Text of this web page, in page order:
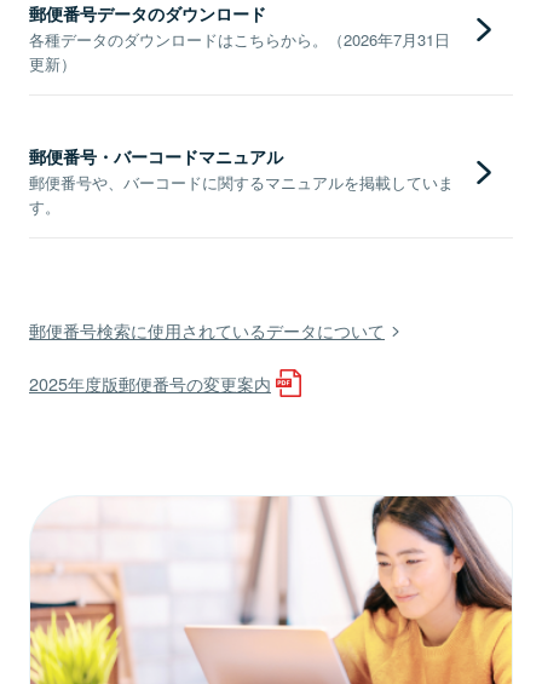
郵便番号データのダウンロード
各種データのダウンロードはこちらから。（2026年7月31日
更新）
郵便番号・バーコードマニュアル
郵便番号や、バーコードに関するマニュアルを掲載していま
す。
郵便番号検索に使用されているデータについて
2025年度版郵便番号の変更案内